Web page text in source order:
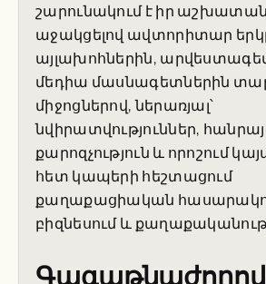
շարունակում է իր
աջակցելով ավտորիտար
այլախոհներին,
մեդիա մասնագետներին
միջոցներով, ներառյալ՝
նվիրատվություններ,
քարոզչություն և որոշում
հետ կապերի հեշտացում
քաղաքացիական
բիզնեսում և